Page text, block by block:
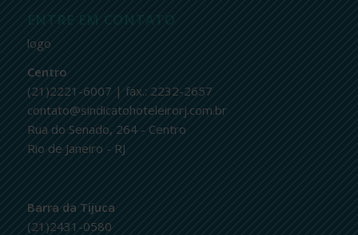
ENTRE EM CONTATO
logo
Centro
(21)2221-6007 | fax.: 2232-2657
contato@sindicatohoteleirorj.com.br
Rua do Senado, 264 - Centro
Rio de Janeiro - RJ
Barra da Tijuca
(21)2431-0580